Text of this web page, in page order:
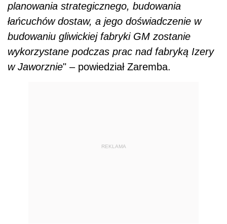
planowania strategicznego, budowania
łańcuchów dostaw, a jego doświadczenie w
budowaniu gliwickiej fabryki GM zostanie
wykorzystane podczas prac nad fabryką Izery
w Jaworznie" – powiedział Zaremba.
REKLAMA